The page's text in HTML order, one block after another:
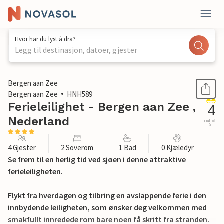
Hvor har du lyst å dra?
Legg til destinasjon, datoer, gjester
1 / 12
Bergen aan Zee
Bergen aan Zee
HNH589
Ferieleilighet - Bergen aan Zee ,
Nederland
4
out of
5
4 Gjester 2 Soverom 1 Bad 0 Kjæledyr
Se frem til en herlig tid ved sjøen i denne attraktive
ferieleiligheten.
Flykt fra hverdagen og tilbring en avslappende ferie i den
innbydende leiligheten, som ønsker deg velkommen med
smakfullt innredede rom bare noen få skritt fra stranden.